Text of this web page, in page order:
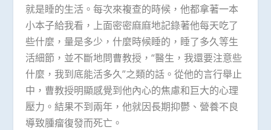
就是睡的生活。每次來複查的時候，他都拿著一本
小本子給我看，上面密密麻麻地記錄著他每天吃了
些什麼，量是多少，什麼時候睡的，睡了多久等生
活細節，並不斷地問曹教授，“醫生，我還要注意些
什麼，我到底能活多久”之類的話。從他的言行舉止
中，曹教授明顯感覺到他內心的焦慮和巨大的心理
壓力。結果不到兩年，他就因長期抑鬱、營養不良
導致腫瘤復發而死亡。